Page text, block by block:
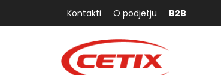
Kontakti O podjetju B2B